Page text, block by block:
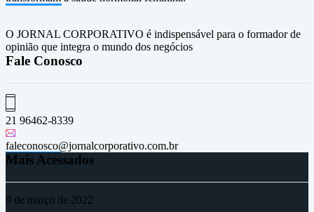
O JORNAL CORPORATIVO é indispensável para o formador de
opinião que integra o mundo dos negócios
Fale Conosco
21 96462-8339
faleconosco@jornalcorporativo.com.br
Mais Acessados
9 de março de 2022